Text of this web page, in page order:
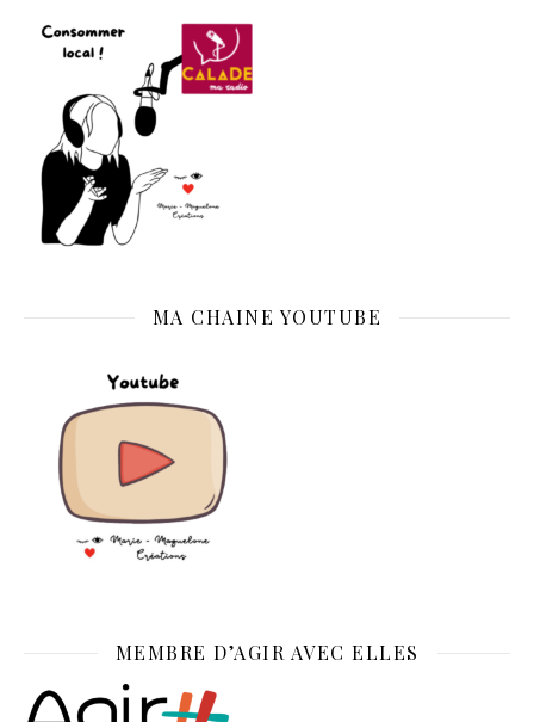
MA CHAINE YOUTUBE
MEMBRE D’AGIR AVEC ELLES